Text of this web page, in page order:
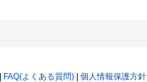
FAQ(よくある質問) 個人情報保護方針